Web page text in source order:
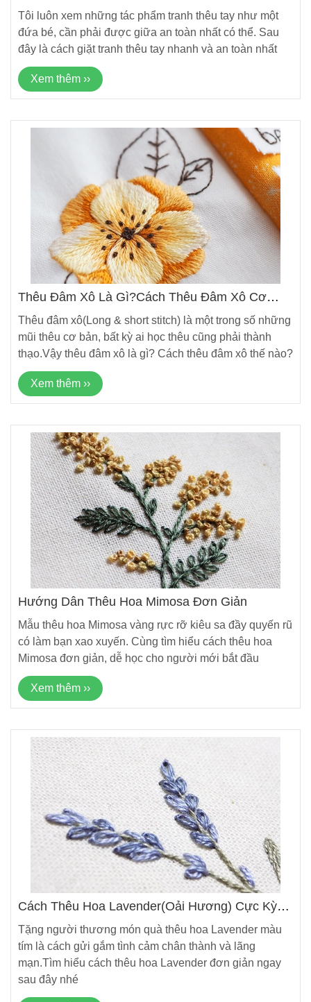
Tôi luôn xem những tác phẩm tranh thêu tay như một
đứa bé, cần phải được giữa an toàn nhất có thể. Sau
đây là cách giặt tranh thêu tay nhanh và an toàn nhất
Xem thêm ››
Thêu Đâm Xô Là Gì?Cách Thêu Đâm Xô Cơ
Thêu đâm xô(Long & short stitch) là một trong số những
mũi thêu cơ bản, bất kỳ ai học thêu cũng phải thành
thạo.Vậy thêu đâm xô là gì? Cách thêu đâm xô thế nào?
Xem thêm ››
Hướng Dẫn Thêu Hoa Mimosa Đơn Giản
Mẫu thêu hoa Mimosa vàng rực rỡ kiêu sa đầy quyến rũ
có làm bạn xao xuyến. Cùng tìm hiểu cách thêu hoa
Mimosa đơn giản, dễ học cho người mới bắt đầu
Xem thêm ››
Cách Thêu Hoa Lavender(oải Hương) Cực Kỳ
Tặng người thương món quà thêu hoa Lavender màu
tím là cách gửi gắm tình cảm chân thành và lãng
mạn.Tìm hiểu cách thêu hoa Lavender đơn giản ngay
sau đây nhé